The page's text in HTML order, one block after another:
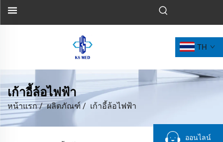
TH
เก้าอี้ล้อไฟฟ้า
หน้าแรก/ผลิตภัณฑ์/ เก้าอี้ล้อไฟฟ้า
ออนไลน์
ออนไลน์